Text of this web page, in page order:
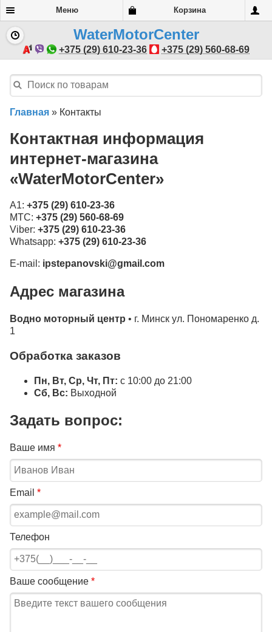
Меню Корзина
WaterMotorCenter
+375 (29) 610-23-36 +375 (29) 560-68-69
Главная » Контакты
Контактная информация
интернет-магазина
«WaterMotorCenter»
A1: +375 (29) 610-23-36
МТС: +375 (29) 560-68-69
Viber: +375 (29) 610-23-36
Whatsapp: +375 (29) 610-23-36
E-mail: ipstepanovski@gmail.com
Адрес магазина
Водно моторный центр • г. Минск ул. Пономаренко д.
1
Обработка заказов
Пн, Вт, Ср, Чт, Пт: с 10:00 до 21:00
Сб, Вс: Выходной
Задать вопрос:
Ваше имя *
Email *
Телефон
Ваше сообщение *